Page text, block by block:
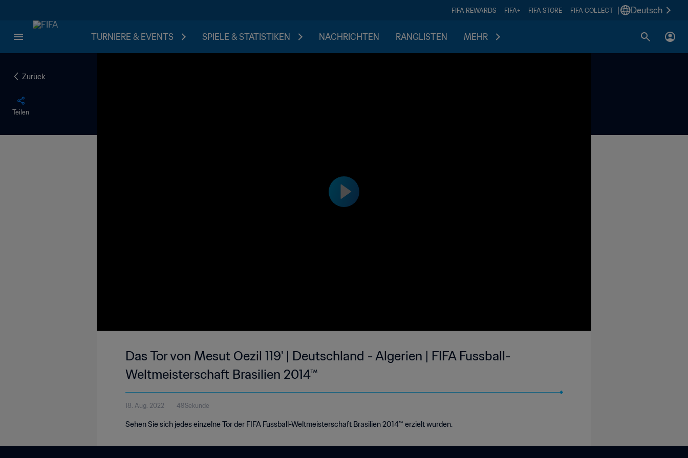
FIFA REWARDS FIFA+ FIFA STORE FIFA COLLECT Deutsch
TURNIERE & EVENTS SPIELE & STATISTIKEN NACHRICHTEN RANGLISTEN MEHR
Zurück
Teilen
Das Tor von Mesut Oezil 119' | Deutschland - Algerien | FIFA Fussball-
Weltmeisterschaft Brasilien 2014™
18. Aug. 2022 49Sekunde
Sehen Sie sich jedes einzelne Tor der FIFA Fussball-Weltmeisterschaft Brasilien 2014™ erzielt wurden.